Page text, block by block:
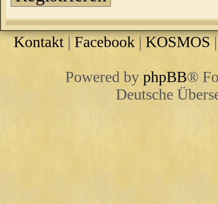
Kontakt | Facebook |KOSMOS
Powered by phpBB®
Deutsche